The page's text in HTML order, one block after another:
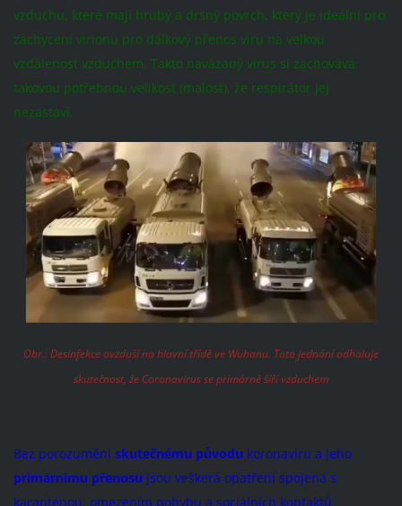
vzduchu, které mají hrubý a drsný povrch, který je ideální pro
zachycení virionu pro dálkový přenos viru na velkou
vzdálenost vzduchem. Takto navázaný virus si zachovává
takovou potřebnou velikost (malost), že respirátor jej
nezastaví.
Obr.: Desinfekce ovzduší na hlavní třídě ve Wuhanu. Toto jednání odhaluje
skutečnost, že Coronavirus se primárně šíří vzduchem
Bez porozumění skutečnému původu koronaviru a jeho
primárnímu přenosu jsou veškerá opatření spojená s
karanténou, omezením pohybu a sociálních kontaktů